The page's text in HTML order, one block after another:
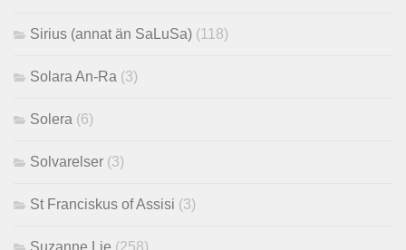
Sirius (annat än SaLuSa) (118)
Solara An-Ra (3)
Solera (6)
Solvarelser (3)
St Franciskus of Assisi (3)
Suzanne Lie (258)